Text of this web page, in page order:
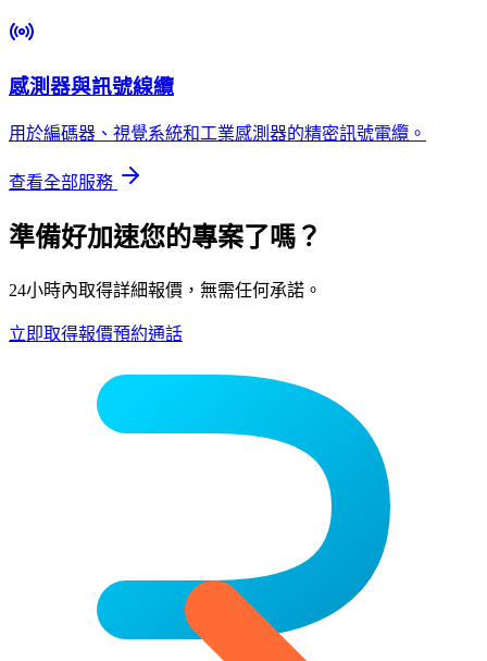
感測器與訊號線纜
用於編碼器、視覺系統和工業感測器的精密訊號電纜。
查看全部服務
準備好加速您的專案了嗎？
24小時內取得詳細報價，無需任何承諾。
立即取得報價預約通話